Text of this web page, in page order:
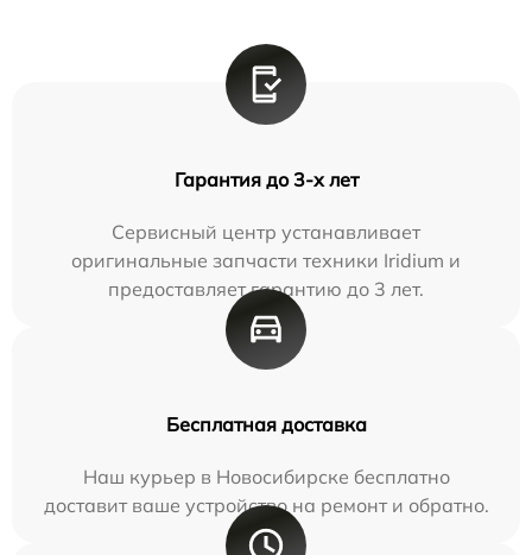
Гарантия до 3-х лет
Сервисный центр устанавливает
оригинальные запчасти техники Iridium и
предоставляет гарантию до 3 лет.
Бесплатная доставка
Наш курьер в Новосибирске бесплатно
доставит ваше устройство на ремонт и обратно.